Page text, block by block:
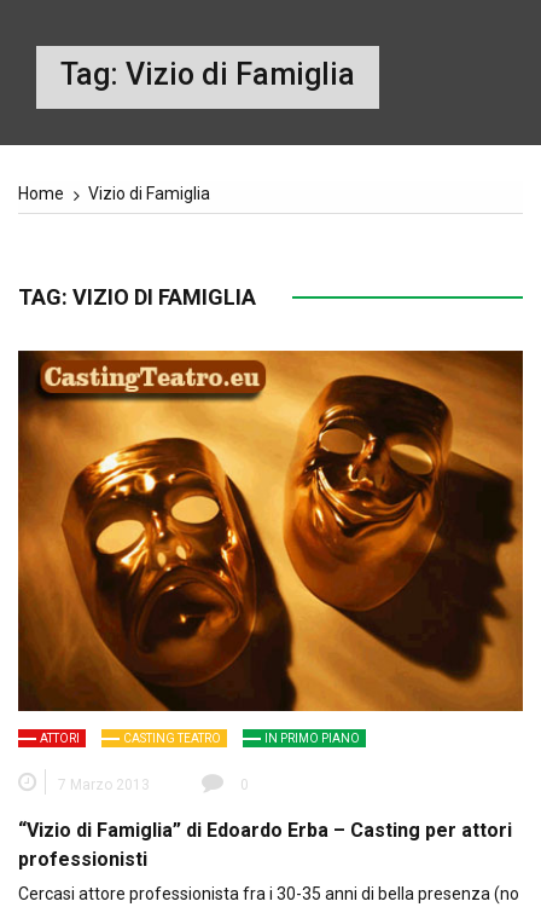
Tag: Vizio di Famiglia
Home Vizio di Famiglia
TAG: VIZIO DI FAMIGLIA
ATTORI CASTING TEATRO IN PRIMO PIANO
7 Marzo 2013 0
“Vizio di Famiglia” di Edoardo Erba – Casting per attori
professionisti
Cercasi attore professionista fra i 30-35 anni di bella presenza (no